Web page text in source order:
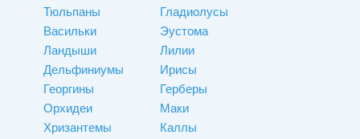
Тюльпаны
Васильки
Ландыши
Дельфиниумы
Георгины
Орхидеи
Хризантемы
Гладиолусы
Эустома
Лилии
Ирисы
Герберы
Маки
Каллы